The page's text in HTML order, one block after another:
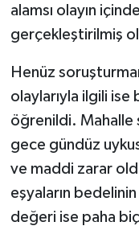
alamsı olayın
gerçekleştirilmiş
Henüz
olaylarıyla ilgili ise
öğrenildi. Mahalle
gece gündüz
ve maddi zarar
eşyaların
değeri ise paha